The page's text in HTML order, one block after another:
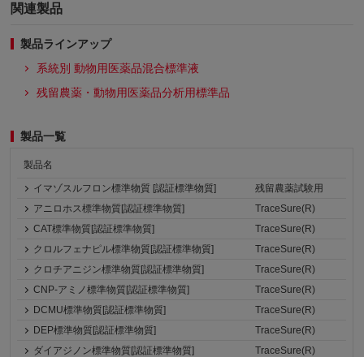
関連製品
製品ラインアップ
系統別 動物用医薬品混合標準液
残留農薬・動物用医薬品分析用標準品
製品一覧
製品名
イマゾスルフロン標準物質 [認証標準物質]
残留農薬試験用
アニロホス標準物質[認証標準物質]
TraceSure(R)
CAT標準物質[認証標準物質]
TraceSure(R)
クロルフェナピル標準物質[認証標準物質]
TraceSure(R)
クロチアニジン標準物質[認証標準物質]
TraceSure(R)
CNP-アミノ標準物質[認証標準物質]
TraceSure(R)
DCMU標準物質[認証標準物質]
TraceSure(R)
DEP標準物質[認証標準物質]
TraceSure(R)
ダイアジノン標準物質[認証標準物質]
TraceSure(R)